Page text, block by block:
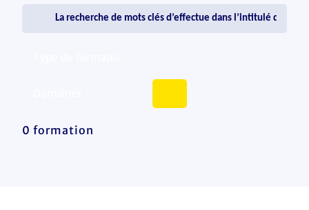
0 formation